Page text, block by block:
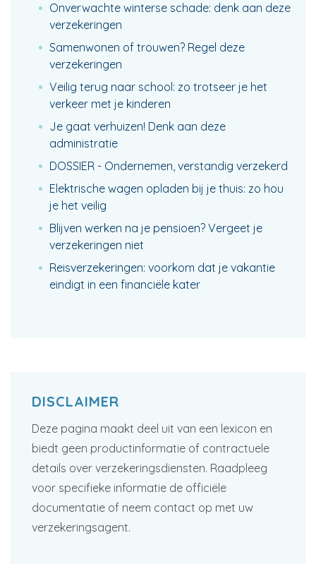
Onverwachte winterse schade: denk aan deze
verzekeringen
Samenwonen of trouwen? Regel deze
verzekeringen
Veilig terug naar school: zo trotseer je het
verkeer met je kinderen
Je gaat verhuizen! Denk aan deze
administratie
DOSSIER - Ondernemen, verstandig verzekerd
Elektrische wagen opladen bij je thuis: zo hou
je het veilig
Blijven werken na je pensioen? Vergeet je
verzekeringen niet
Reisverzekeringen: voorkom dat je vakantie
eindigt in een financiële kater
DISCLAIMER
Deze pagina maakt deel uit van een lexicon en
biedt geen productinformatie of contractuele
details over verzekeringsdiensten. Raadpleeg
voor specifieke informatie de officiële
documentatie of neem contact op met uw
verzekeringsagent.